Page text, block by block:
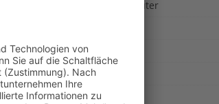
Gewürze und Kräuter
Hochwasser
Ideen-Reich
Italien